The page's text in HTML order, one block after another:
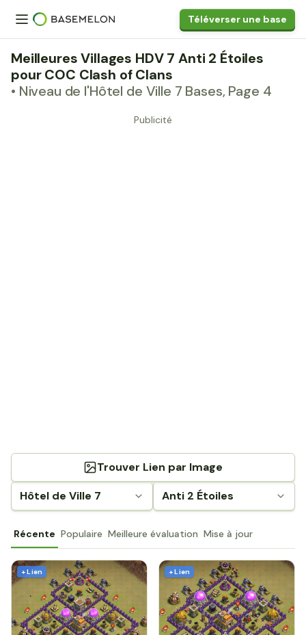
Téléverser une base
Meilleures Villages HDV 7 Anti 2 Étoiles
pour COC Clash of Clans
• Niveau de l'Hôtel de Ville 7 Bases, Page 4
Publicité
Hôtel de Ville 7 Anti 2 Étoiles
Trouver Lien par Image
Récente Populaire Meilleure évaluation Mise à jour
+ Lien + Lien